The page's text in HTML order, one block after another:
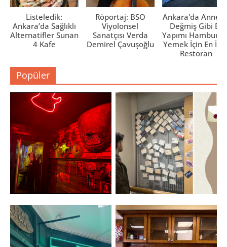
Listeledik:
Ankara’da Sağlıklı
Alternatifler Sunan
4 Kafe
Röportaj: BSO
Viyolonsel
Sanatçısı Verda
Demirel Çavuşoğlu
Ankara'da Anne
Değmiş Gibi Ev
Yapımı
Yemek İçin En İyi
Restoran
Popüler